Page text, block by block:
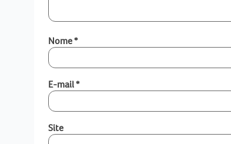
Nome*
E-mail*
Site